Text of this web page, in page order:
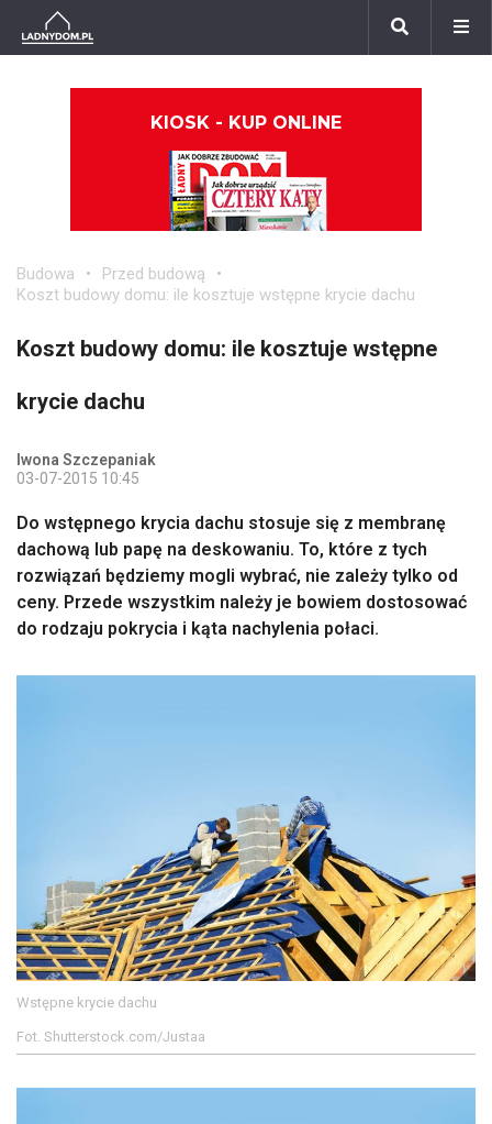
KIOSK - KUP ONLINE
Budowa
Przed budową
Koszt budowy domu: ile kosztuje wstępne krycie dachu
Koszt budowy domu: ile kosztuje wstępne
krycie dachu
Iwona Szczepaniak
03-07-2015 10:45
Do wstępnego krycia dachu stosuje się z membranę
dachową lub papę na deskowaniu. To, które z tych
rozwiązań będziemy mogli wybrać, nie zależy tylko od
ceny. Przede wszystkim należy je bowiem dostosować
do rodzaju pokrycia i kąta nachylenia połaci.
Wstępne krycie dachu
Fot. Shutterstock.com/Justaa